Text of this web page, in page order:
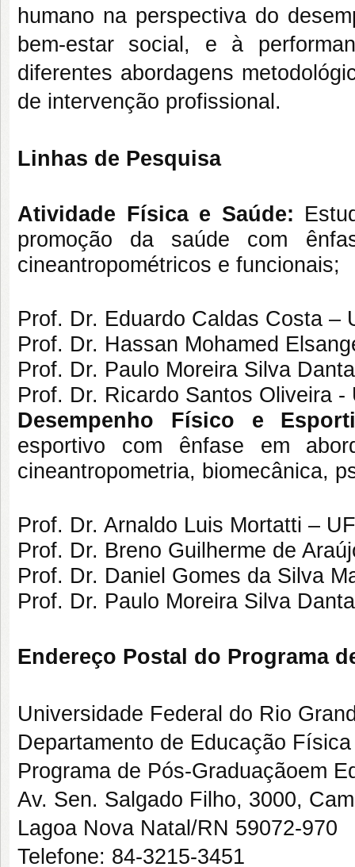
humano na perspectiva do
bem-estar social, e à
diferentes abordagens
de intervenção profissional.
Linhas de Pesquisa
Atividade Física e Saúde:
promoção da saúde com
cineantropométricos e funcionais;
Prof. Dr. Eduardo Caldas Costa –
Prof. Dr. Hassan Mohamed
Prof. Dr. Paulo Moreira Silva
Prof. Dr. Ricardo Santos Oliveira -
Desempenho Físico e
esportivo com ênfase em
cineantropometria, biomecânica,
Prof. Dr. Arnaldo Luis Mortatti –
Prof. Dr. Breno Guilherme de
Prof. Dr. Daniel Gomes da Silva
Prof. Dr. Paulo Moreira Silva
Endereço Postal do Programa
Universidade Federal do Rio
Departamento de Educação Física
Programa de Pós-Graduaçãoem
Av. Sen. Salgado Filho, 3000,
Lagoa Nova Natal/RN 59072-970
Telefone: 84-3215-3451